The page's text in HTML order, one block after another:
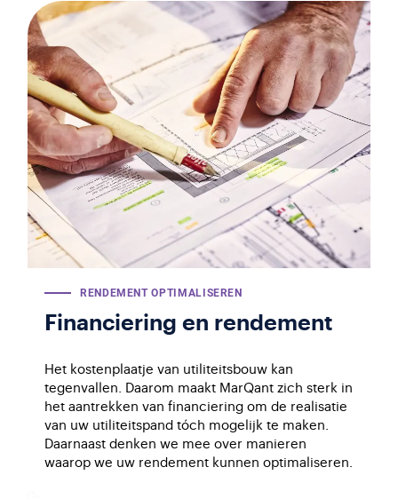
RENDEMENT OPTIMALISEREN
Financiering en rendement
Het kostenplaatje van utiliteitsbouw kan
tegenvallen. Daarom maakt MarQant zich sterk in
het aantrekken van financiering om de realisatie
van uw utiliteitspand tóch mogelijk te maken.
Daarnaast denken we mee over manieren
waarop we uw rendement kunnen optimaliseren.